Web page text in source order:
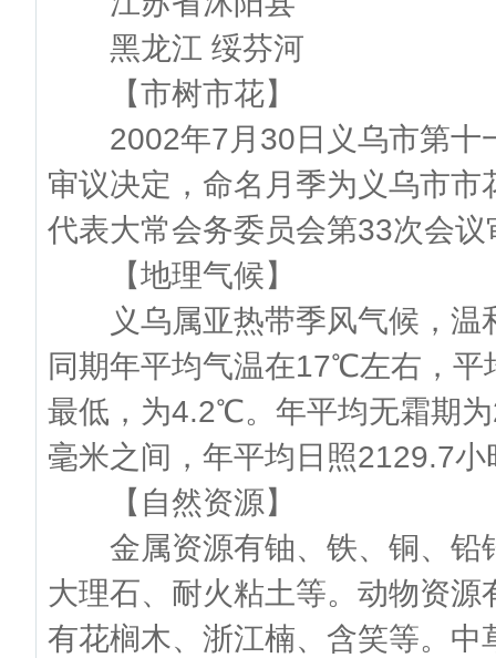
黑龙江 绥芬河
【市树市花】
2002年7月30日义乌市第十
审议决定，命名月季为义乌市
代表大常会务委员会第33次会
【地理气候】
义乌属亚热带季风气候，温
同期年平均气温在17℃左右，
最低，为4.2℃。年平均无霜期
毫米之间，年平均日照2129.7
【自然资源】
金属资源有铀、铁、铜、铅
大理石、耐火粘土等。动物资
有花榈木、浙江楠、含笑等。